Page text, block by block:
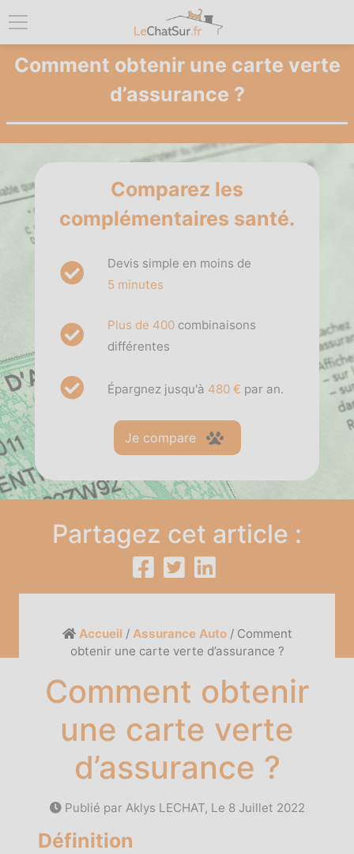
Comment obtenir une carte verte
d’assurance ?
Comparez les
complémentaires santé.
Devis simple en moins de
5 minutes
Plus de 400 combinaisons
différentes
Épargnez jusqu'à 480 € par an.
Je compare
Partagez cet article :
Accueil / Assurance Auto/ Comment
obtenir une carte verte d’assurance ?
Comment obtenir
une carte verte
d’assurance ?
Publié par Aklys LECHAT, Le 8 Juillet 2022
Définition